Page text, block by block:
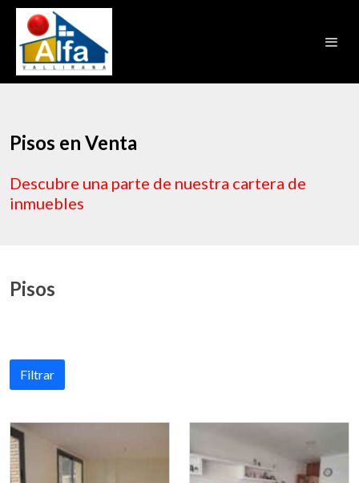
Pisos en Venta
Descubre una parte de nuestra cartera de
inmuebles
Pisos
Filtrar